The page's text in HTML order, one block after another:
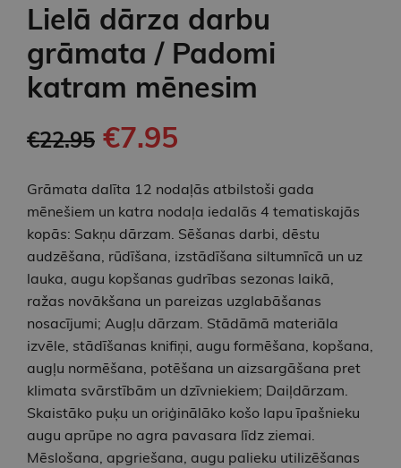
Lielā dārza darbu
grāmata / Padomi
katram mēnesim
€22.95 €7.95
Grāmata dalīta 12 nodaļās atbilstoši gada
mēnešiem un katra nodaļa iedalās 4 tematiskajās
kopās: Sakņu dārzam. Sēšanas darbi, dēstu
audzēšana, rūdīšana, izstādīšana siltumnīcā un uz
lauka, augu kopšanas gudrības sezonas laikā,
ražas novākšana un pareizas uzglabāšanas
nosacījumi; Augļu dārzam. Stādāmā materiāla
izvēle, stādīšanas knifiņi, augu formēšana, kopšana,
augļu normēšana, potēšana un aizsargāšana pret
klimata svārstībām un dzīvniekiem; Daiļdārzam.
Skaistāko puķu un oriģinālāko košo lapu īpašnieku
augu aprūpe no agra pavasara līdz ziemai.
Mēslošana, apgriešana, augu palieku utilizēšanas